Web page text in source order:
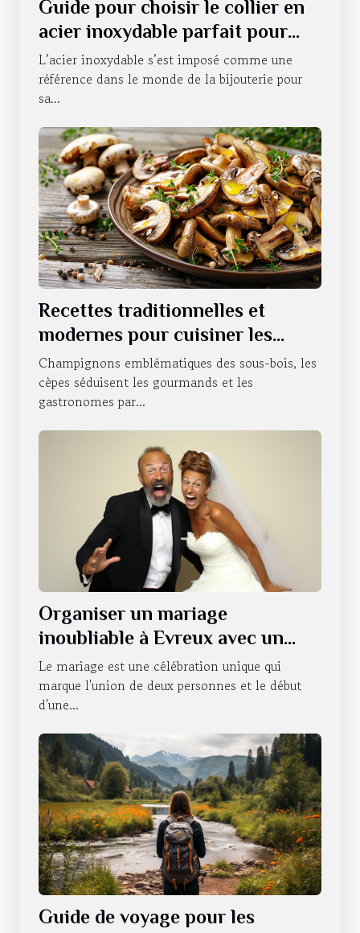
Guide pour choisir le collier en
acier inoxydable parfait pour
chaque occasion
L’acier inoxydable s’est imposé comme une
référence dans le monde de la bijouterie pour
sa...
Recettes traditionnelles et
modernes pour cuisiner les
cèpes
Champignons emblématiques des sous-bois, les
cèpes séduisent les gourmands et les
gastronomes par...
Organiser un mariage
inoubliable à Evreux avec un
photobooth
Le mariage est une célébration unique qui
marque l'union de deux personnes et le début
d'une...
Guide de voyage pour les